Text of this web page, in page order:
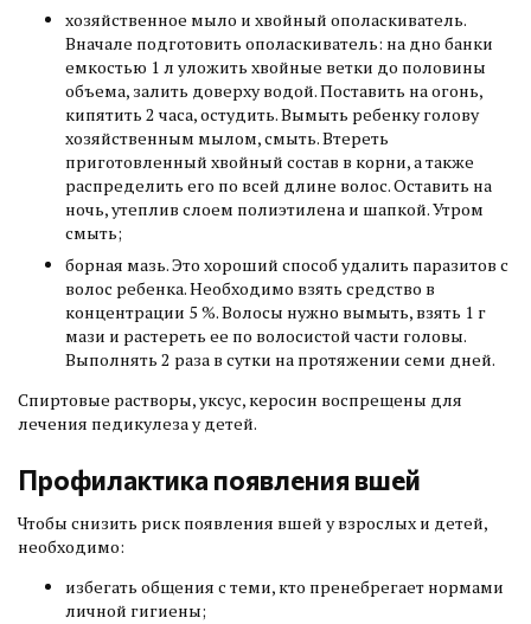
хозяйственное мыло и хвойный ополаскиватель.
Вначале подготовить ополаскиватель: на дно банки
емкостью 1 л уложить хвойные ветки до половины
объема, залить доверху водой. Поставить на огонь,
кипятить 2 часа, остудить. Вымыть ребенку голову
хозяйственным мылом, смыть. Втереть
приготовленный хвойный состав в корни, а также
распределить его по всей длине волос. Оставить на
ночь, утеплив слоем полиэтилена и шапкой. Утром
смыть;
борная мазь. Это хороший способ удалить паразитов с
волос ребенка. Необходимо взять средство в
концентрации 5 %. Волосы нужно вымыть, взять 1 г
мази и растереть ее по волосистой части головы.
Выполнять 2 раза в сутки на протяжении семи дней.
Спиртовые растворы, уксус, керосин воспрещены для
лечения педикулеза у детей.
Профилактика появления вшей
Чтобы снизить риск появления вшей у взрослых и детей,
необходимо:
избегать общения с теми, кто пренебрегает нормами
личной гигиены;